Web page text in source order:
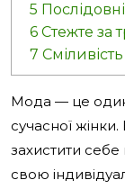
5
6 Стежте за
7 Сміливість
Мода — це один
сучасної
захистити себе
свою